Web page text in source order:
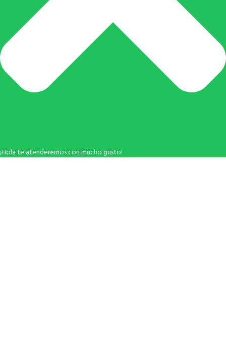
¡Hola te atenderemos con mucho gusto!